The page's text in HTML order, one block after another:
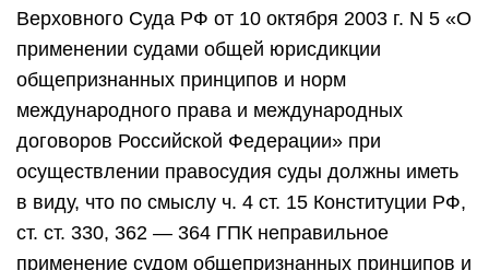
Верховного Суда РФ от 10 октября 2003 г. N 5 «О
применении судами общей юрисдикции
общепризнанных принципов и норм
международного права и международных
договоров Российской Федерации» при
осуществлении правосудия суды должны иметь
в виду, что по смыслу ч. 4 ст. 15 Конституции РФ,
ст. ст. 330, 362 — 364 ГПК неправильное
применение судом общепризнанных принципов и